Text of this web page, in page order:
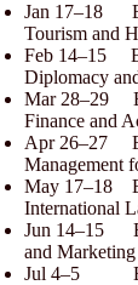
Jan 17–18
Tourism and
Feb 14–15
Diplomacy
Mar 28–29
Finance and
Apr 26–27
Management
May 17–18
International
Jun 14–15
and Marketing
Jul 4–5